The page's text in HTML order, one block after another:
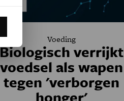
Voeding
verrijkt
voedsel als wapen
tegen 'verborgen
honger'